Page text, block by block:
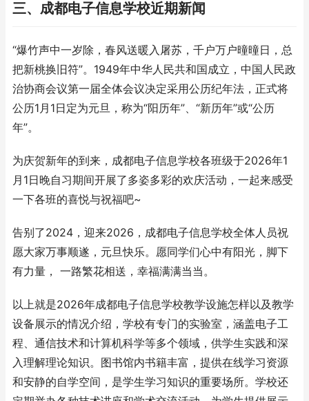
三、成都电子信息学校近期新闻
“爆竹声中一岁除，春风送暖入屠苏，千户万户曈曈日，总
把新桃换旧符”。1949年中华人民共和国成立，中国人民政
治协商会议第一届全体会议决定采用公历纪年法，正式将
公历1月1日定为元旦，称为“阳历年”、“新历年”或“公历
年”。
为庆贺新年的到来，成都电子信息学校各班级于2026年1
月1日晚自习期间开展了多姿多彩的欢庆活动，一起来感受
一下各班的喜悦与祝福吧~
告别了2024，迎来2026，成都电子信息学校全体人员祝
愿大家万事顺遂，元旦快乐。愿同学们心中有阳光，脚下
有力量， 一路繁花相送，幸福满满当当。
以上就是2026年成都电子信息学校教学设施怎样以及教学
设备展示的情况介绍，学校有专门的实验室，涵盖电子工
程、通信技术和计算机科学等多个领域，供学生实践和深
入理解理论知识。图书馆内书籍丰富，提供在线学习资源
和安静的自学空间，是学生学习知识的重要场所。学校还